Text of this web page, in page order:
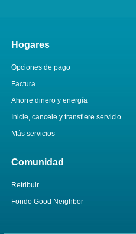
Hogares
Opciones de pago
Factura
Ahorre dinero y energía
Inicie, cancele y transfiere servicio
Más servicios
Comunidad
Retribuir
Fondo Good Neighbor